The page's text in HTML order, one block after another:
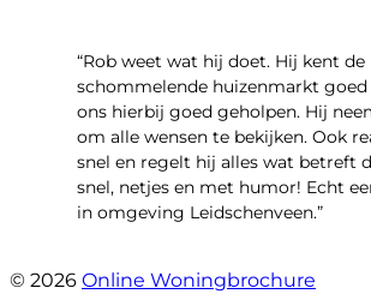
“Rob weet wat hij doet. Hij kent de
schommelende huizenmarkt goed
ons hierbij goed geholpen. Hij
om alle wensen te bekijken. Ook
snel en regelt hij alles wat betreft
snel, netjes en met humor! Echt
in omgeving Leidschenveen.”
© 2026 Online Woningbrochure